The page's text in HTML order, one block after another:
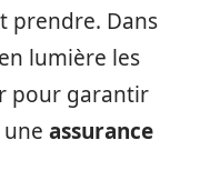
prendre. Dans
lumière les
pour garantir
assurance